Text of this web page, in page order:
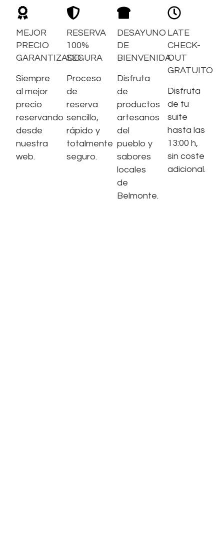
MEJOR
PRECIO
GARANTIZADO
Siempre
al mejor
precio
reservando
desde
nuestra
web.
RESERVA
100%
SEGURA
Proceso
de
reserva
sencillo,
rápido y
totalmente
seguro.
DESAYUNO
DE
BIENVENIDA
Disfruta
de
productos
artesanos
del
pueblo y
sabores
locales
de
Belmonte.
LATE
CHECK-
OUT
GRATUITO
Disfruta
de tu
suite
hasta las
13:00 h,
sin coste
adicional.